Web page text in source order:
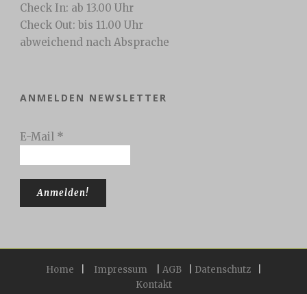
Check In: ab 13.00 Uhr
Check Out: bis 11.00 Uhr
abweichend nach Absprache
ANMELDEN NEWSLETTER
E-Mail *
Home Impressum AGB Datenschutz
Kontakt